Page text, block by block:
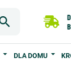
DLA DOMU